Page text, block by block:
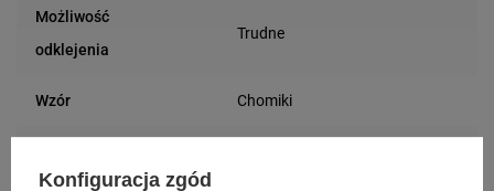
Możliwość
odklejenia
Trudne
Wzór Chomiki
Konfiguracja zgód